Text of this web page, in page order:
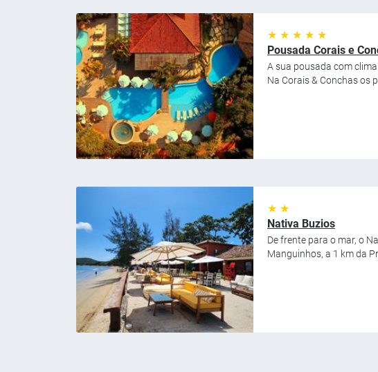
★ ★ ★ ★ ★
Pousada Corais e
A sua pousada com
Na Corais & Conchas os
★ ★
Nativa Buzios
De frente para o mar, o
Manguinhos, a 1 km da